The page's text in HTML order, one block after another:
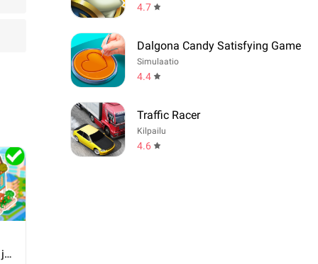
4.7
Dalgona Candy Satisfying Game
Simulaatio
4.4
Traffic Racer
Kilpailu
4.6